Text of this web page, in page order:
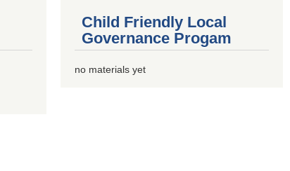
Child Friendly Local
Governance Progam
no materials yet